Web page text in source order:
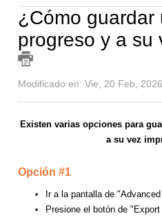
¿Cómo guardar
progreso y a su
Modificado en: Vie, 20 Feb,
Existen varias opciones para
a su vez
Opción #1
Ir a la pantalla de
Presione el botón de